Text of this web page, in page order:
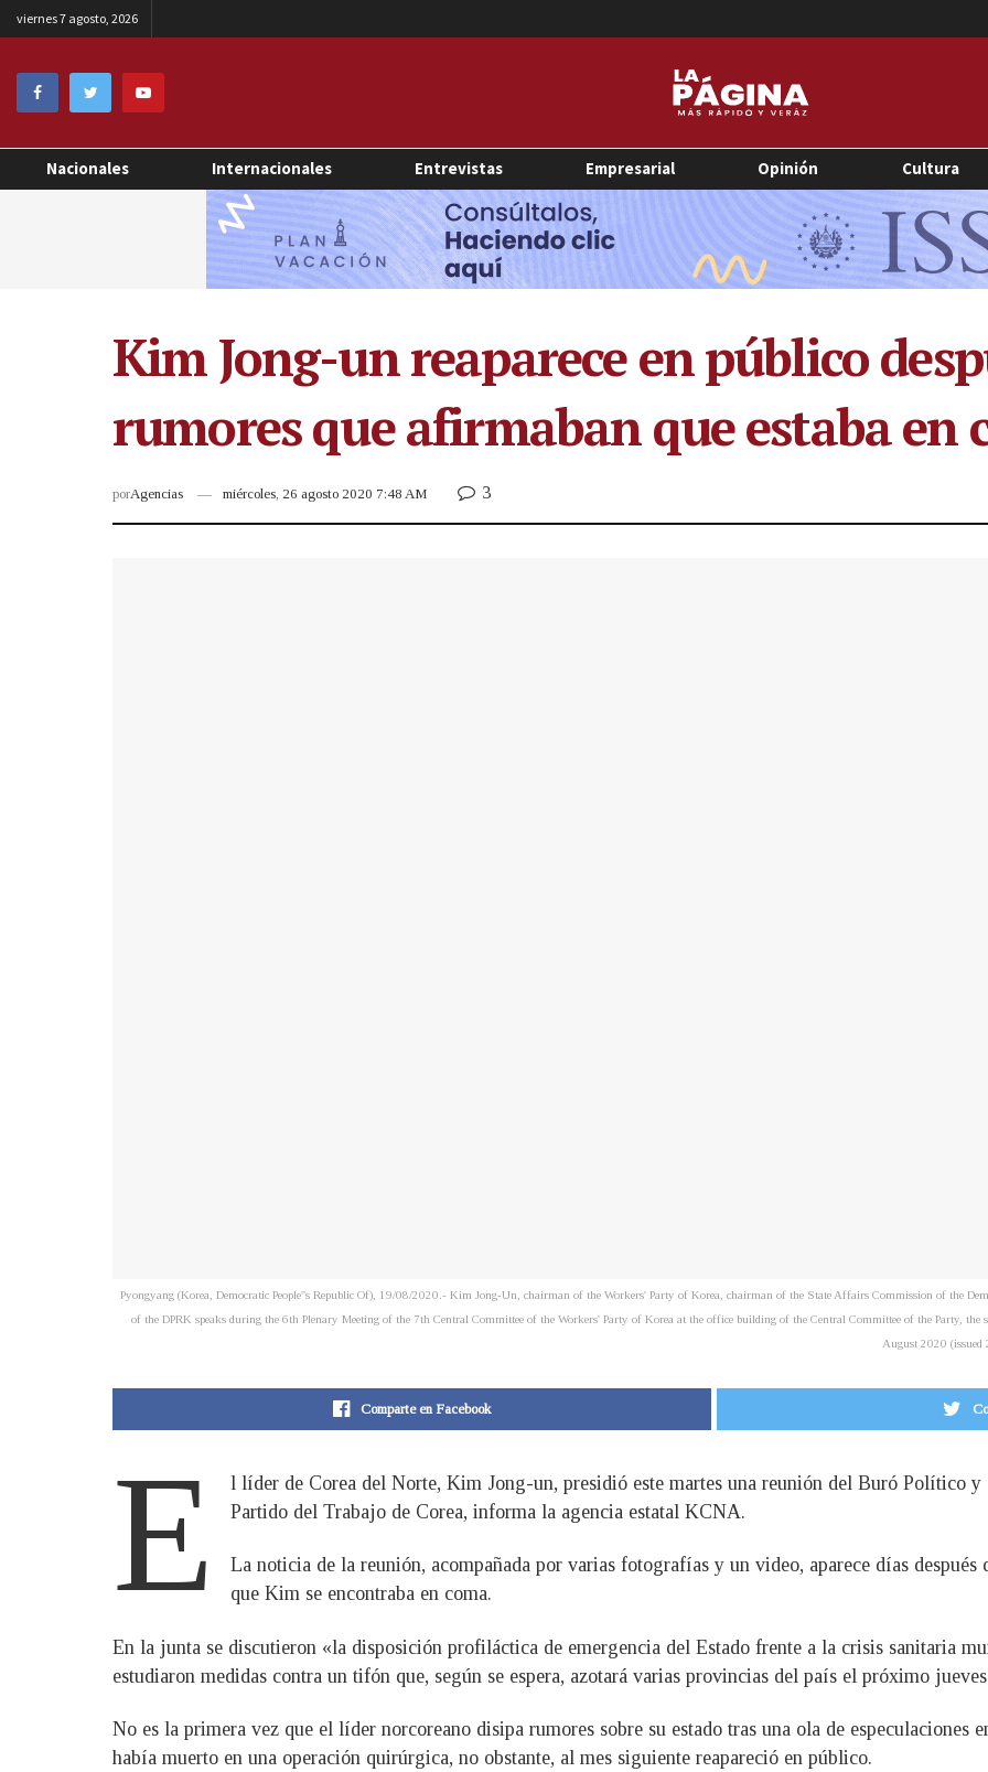
viernes 7 agosto, 2026
Nacionales Internacionales Entrevistas Empresarial Opinión Cultura
Kim Jong-un reaparece en público
rumores que afirmaban que estaba en
porAgencias miércoles, 26 agosto 2020 7:48 AM 3
Pyongyang (Korea, Democratic People''s Republic Of), 19/08/2020.- Kim Jong-Un, chairman of the Workers' Party of Korea, chairman of the State Affairs Commission of the
of the DPRK speaks during the 6th Plenary Meeting of the 7th Central Committee of the Workers' Party of Korea at the office building of the Central Committee of the Party,
August 2020
Comparte en Facebook
E
l líder de Corea del Norte, Kim Jong-un, presidió este martes una reunión del Buró Político
Partido del Trabajo de Corea, informa la agencia estatal KCNA.
La noticia de la reunión, acompañada por varias fotografías y un video, aparece días después
que Kim se encontraba en coma.
En la junta se discutieron «la disposición profiláctica de emergencia del Estado frente a la crisis sanitaria
estudiaron medidas contra un tifón que, según se espera, azotará varias provincias del país el próximo
No es la primera vez que el líder norcoreano disipa rumores sobre su estado tras una ola de especulaciones
había muerto en una operación quirúrgica, no obstante, al mes siguiente reapareció en público.